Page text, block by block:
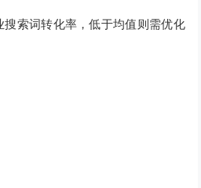
搜索词转化率，低于均值则需优化